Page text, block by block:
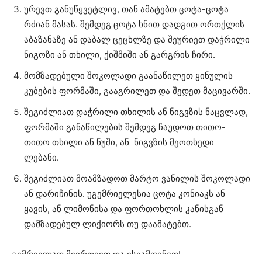
ურევთ განუწყვეტლივ, თან ამატებთ ცოტა-ცოტა
რძიან მასას. შემდეგ ცოტა ხნით დადგით ორთქლის
აბაზანაზე ან დაბალ ცეცხლზე და შეურიეთ დაჭრილი
ნიგოზი ან თხილი, ქიშმიში ან გარგრის ჩირი.
მომზადებული შოკოლადი გაანაწილეთ ყინულის
კუბების ფორმაში, გააგრილეთ და შედეთ მაცივარში.
შეგიძლიათ დაჭრილი თხილის ან ნიგვზის ნაცვლად,
ფორმაში განაწილების შემდეგ ჩაუდოთ თითო-
თითო თხილი ან ნუში, ან ნიგვზის მეოთხედი
ლებანი.
შეგიძლიათ მოამზადოთ მარტო ვანილის შოკოლადი
ან დარიჩინის. უგემრიელესია ცოტა კონიაკს ან
ყავის, ან ლიმონისა და ფორთოხლის კანისგან
დამზადებულ ლიქიორს თუ დაამატებთ.